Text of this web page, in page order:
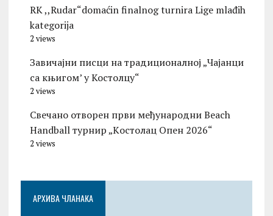
RK ,,Rudar“domaćin finalnog turnira Lige mlađih
kategorija
2 views
Завичајни писци на традиционалној „Чајанци
са књигом’ у Костолцу“
2 views
Свечано отворен први међународни Beach
Handball турнир „Kостолац Опен 2026“
2 views
АРХИВА ЧЛАНАКА